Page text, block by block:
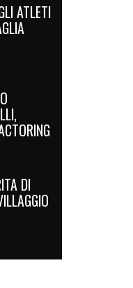
ATLETI
DI